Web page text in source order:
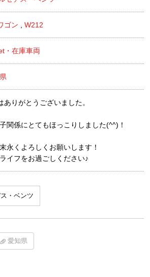
ゴン W212
・在庫車両
ありがとうございました。
関係にとてもほっこりしました(^^)！
永くよろしくお願いします！
イフをお過ごしください♪
・ベンツ
愛知県